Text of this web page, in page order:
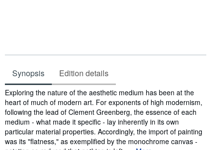
Synopsis Edition details
Synopsis
Exploring the nature of the aesthetic medium has been at the
heart of much of modern art. For exponents of high modernism,
following the lead of Clement Greenberg, the essence of each
medium - what made it specific - lay inherently in its own
particular material properties. Accordingly, the import of painting
was its "flatness," as exemplified by the monochrome canvas -